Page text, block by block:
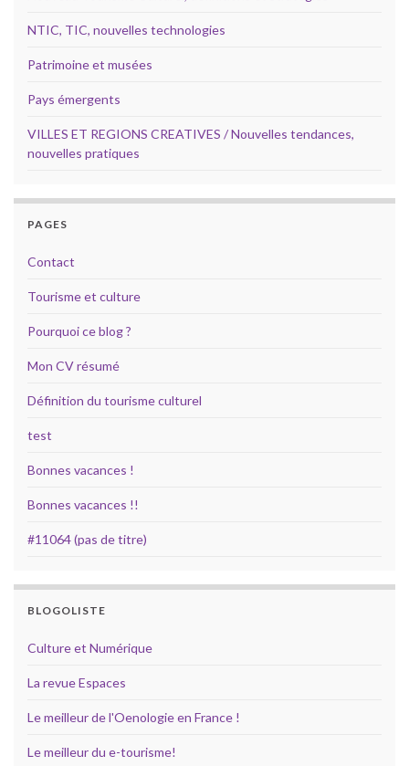
NTIC, TIC, nouvelles technologies
Patrimoine et musées
Pays émergents
VILLES ET REGIONS CREATIVES / Nouvelles tendances,
nouvelles pratiques
PAGES
Contact
Tourisme et culture
Pourquoi ce blog ?
Mon CV résumé
Définition du tourisme culturel
test
Bonnes vacances !
Bonnes vacances !!
#11064 (pas de titre)
BLOGOLISTE
Culture et Numérique
La revue Espaces
Le meilleur de l'Oenologie en France !
Le meilleur du e-tourisme!